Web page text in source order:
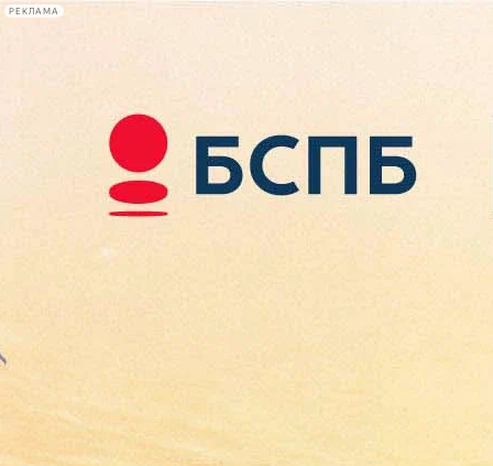
РЕКЛАМА
Сегодня:
2026.08.08
05:03
Афиша Plus